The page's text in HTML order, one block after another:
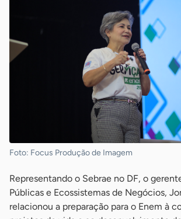
Foto: Focus Produção de Imagem
Representando o Sebrae no DF, o
Públicas e Ecossistemas de Negócios,
relacionou a preparação para o Enem à